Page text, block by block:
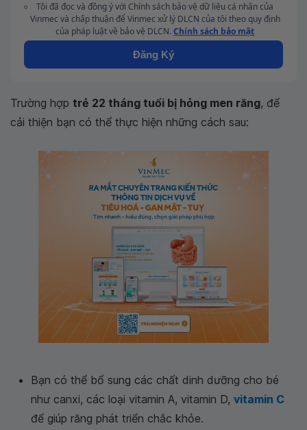
Tôi đã đọc và đồng ý với Chính sách bảo vệ dữ liệu cá nhân của
Vinmec và chấp thuận để Vinmec xử lý DLCN của tôi theo quy định
của pháp luật về bảo vệ DLCN.Chính sách bảo mật
Đăng Ký
Trường hợp trẻ 22 tháng tuổi bị hỏng men răng, để
cải thiện bạn có thể thực hiện những cách sau:
Bạn có thể bổ sung các chất dinh dưỡng cho bé
như canxi, các loại vitamin A, vitamin D, vitamin C
để giúp răng phát triển chắc khỏe.